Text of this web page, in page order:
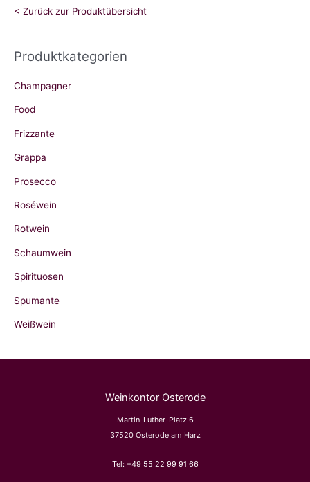
h
a
:
< Zurück zur Produktübersicht
Produktkategorien
Champagner
Food
Frizzante
Grappa
Prosecco
Roséwein
Rotwein
Schaumwein
Spirituosen
Spumante
Weißwein
Weinkontor Osterode
Martin-Luther-Platz 6
37520 Osterode am Harz
Tel: +49 55 22 99 91 66